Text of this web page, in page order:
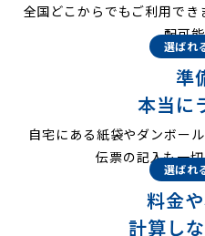
全国どこからでもご利用で
配可
選ばれ
準
本当に
自宅にある紙袋やダンボー
伝票の記入も一切
選ばれ
料金
計算し